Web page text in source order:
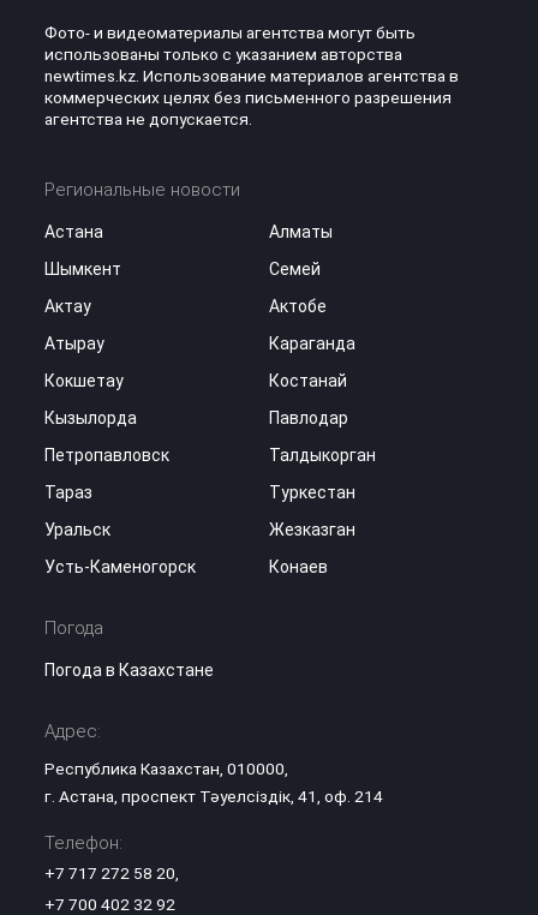
Фото- и видеоматериалы агентства могут быть
использованы только с указанием авторства
newtimes.kz. Использование материалов агентства в
коммерческих целях без письменного разрешения
агентства не допускается.
Региональные новости
Астана
Алматы
Шымкент
Семей
Актау
Актобе
Атырау
Караганда
Кокшетау
Костанай
Кызылорда
Павлодар
Петропавловск
Талдыкорган
Тараз
Туркестан
Уральск
Жезказган
Усть-Каменогорск
Конаев
Погода
Погода в Казахстане
Адрес:
Республика Казахстан, 010000,
г. Астана, проспект Тәуелсіздік, 41, оф. 214
Телефон:
+7 717 272 58 20
+7 700 402 32 92